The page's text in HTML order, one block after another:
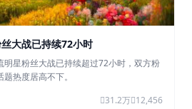
大战已持续72小时
明星粉丝大战已持续超过72小时，双方粉
热度居高不下。
31.2万 12,456